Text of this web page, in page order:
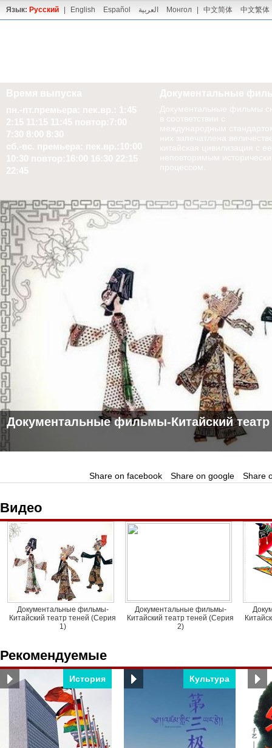
Язык: Русский English Español العربية Монгол 中文简体 中文繁体
Время выпуска
пн.-пт.премьера: пек.вр.: 1:45
2:15 11:15 11:45 повтор:7:00
7:30 8:00 8:30
сб.-вс. премьера: пек.вр.:10:00
10:30 повтор:16:00 16:30 22:15
22:45
Документальные
Документальные фильмы
в соответствии с
международным
них запечатлена
китайская цивилизация с ее
неповторимым
процессом.
Документальные фильмы-Китайский театр
Share on facebook Share on google Share
Видео
Документальные фильмы-
Китайский театр теней (Серия
1)
Документальные фильмы-
Китайский театр теней (Серия
2)
Рекомендуемые
История Культура